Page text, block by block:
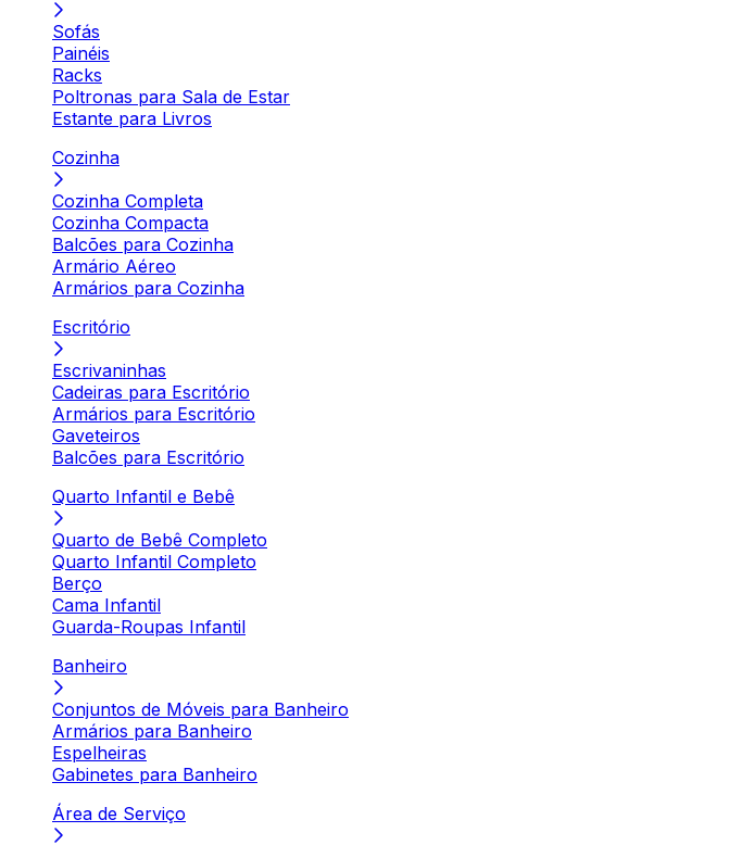
Sofás
Painéis
Racks
Poltronas para Sala de Estar
Estante para Livros
Cozinha
Cozinha Completa
Cozinha Compacta
Balcões para Cozinha
Armário Aéreo
Armários para Cozinha
Escritório
Escrivaninhas
Cadeiras para Escritório
Armários para Escritório
Gaveteiros
Balcões para Escritório
Quarto Infantil e Bebê
Quarto de Bebê Completo
Quarto Infantil Completo
Berço
Cama Infantil
Guarda-Roupas Infantil
Banheiro
Conjuntos de Móveis para Banheiro
Armários para Banheiro
Espelheiras
Gabinetes para Banheiro
Área de Serviço